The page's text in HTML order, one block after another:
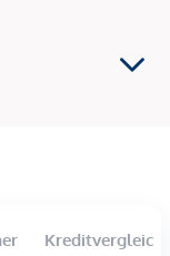
erneuerbaren
Kreditvergleich